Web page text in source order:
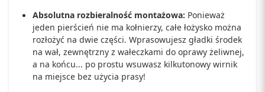
Absolutna rozbieralność montażowa: Ponieważ
jeden pierścień nie ma kołnierzy, całe łożysko można
rozłożyć na dwie części. Wprasowujesz gładki środek
na wał, zewnętrzny z wałeczkami do oprawy żeliwnej,
a na końcu... po prostu wsuwasz kilkutonowy wirnik
na miejsce bez użycia prasy!